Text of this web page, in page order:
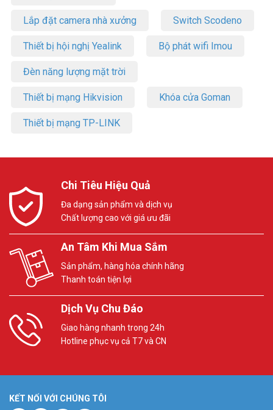
– Giao diện quản trị: Tiếng Anh/ Tiếng Việt
– Voice mail
– Chuyển cuộc gọi sang máy nhánh khác hoặc số di động
– Quản lý cước
– Bảo hành: 12 tháng
Đặt mua Online ngay sản phẩm Yeastar Cloud Mini 5 máy nhánh
nhất. Tham khảo thêm hình ảnh tại
Lắp đặt camera nhà xưởng Switch Scodeno
Thiết bị hội nghị Yealink Bộ phát wifi Imou
Đèn năng lượng mặt trời
Thiết bị mạng Hikvision Khóa cửa Goman
Thiết bị mạng TP-LINK
Chi Tiêu Hiệu Quả
Đa dạng sản phẩm và dịch vụ
Chất lượng cao với giá ưu đãi
An Tâm Khi Mua Sắm
Sản phẩm, hàng hóa chính hãng
Thanh toán tiện lợi
Dịch Vụ Chu Đáo
Giao hàng nhanh trong 24h
Hotline phục vụ cả T7 và CN
KẾT NỐI VỚI CHÚNG TÔI